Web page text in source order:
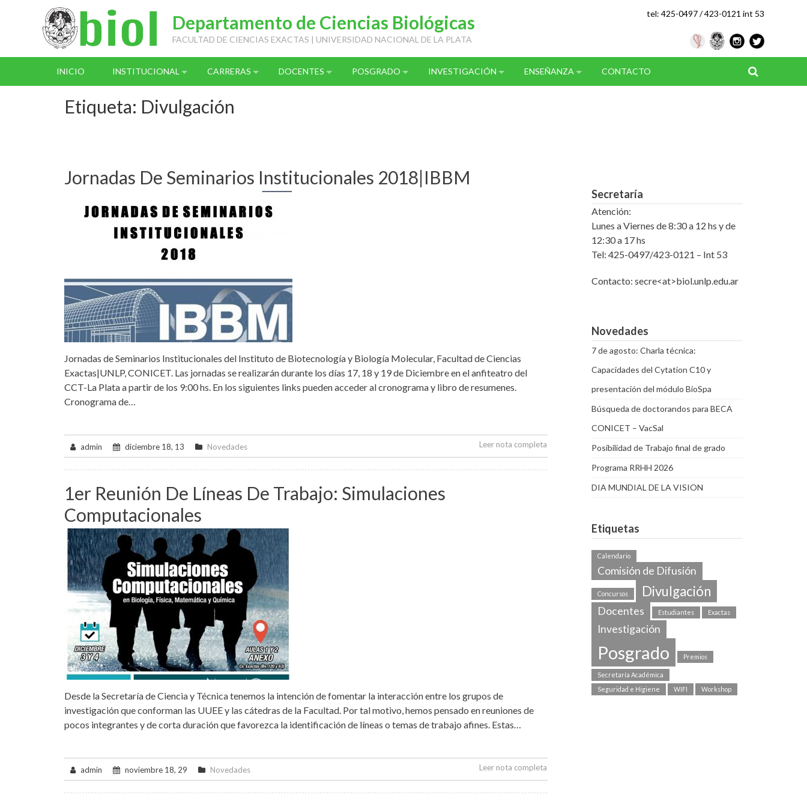
Departamento de Ciencias Biológicas
FACULTAD DE CIENCIAS EXACTAS | UNIVERSIDAD NACIONAL DE LA PLATA
tel: 425-0497 / 423-0121 int 53
INICIO INSTITUCIONAL CARRERAS DOCENTES POSGRADO INVESTIGACIÓN ENSEÑANZA CONTACTO
Etiqueta: Divulgación
Jornadas De Seminarios Institucionales 2018|IBBM
Jornadas de Seminarios Institucionales del Instituto de Biotecnología y Biología Molecular, Facultad de Ciencias
Exactas|UNLP, CONICET. Las jornadas se realizarán durante los días 17, 18 y 19 de Diciembre en el anfiteatro del
CCT-La Plata a partir de los 9:00 hs. En los siguientes links pueden acceder al cronograma y libro de resumenes.
Cronograma de…
admin diciembre 18, 13 Novedades Leer nota completa
1er Reunión De Líneas De Trabajo: Simulaciones
Computacionales
Desde la Secretaría de Ciencia y Técnica tenemos la intención de fomentar la interacción entre los grupos de
investigación que conforman las UUEE y las cátedras de la Facultad. Por tal motivo, hemos pensado en reuniones de
pocos integrantes y de corta duración que favorezca la identificación de líneas o temas de trabajo afines. Estas…
admin noviembre 18, 29 Novedades Leer nota completa
Secretaría
Atención:
Lunes a Viernes de 8:30 a 12 hs y de
12:30 a 17 hs
Tel: 425-0497/423-0121 – Int 53
Contacto: secre<at>biol.unlp.edu.ar
Novedades
7 de agosto: Charla técnica:
Capacidades del Cytation C10 y
presentación del módulo BioSpa
Búsqueda de doctorandos para BECA
CONICET – VacSal
Posibilidad de Trabajo final de grado
Programa RRHH 2026
DIA MUNDIAL DE LA VISION
Etiquetas
Calendario
Comisión de Difusión
Concursos Divulgación
Docentes Estudiantes Exactas
Investigación
Posgrado Premios
Secretaría Académica
Seguridad e Higiene
WIFI Workshop